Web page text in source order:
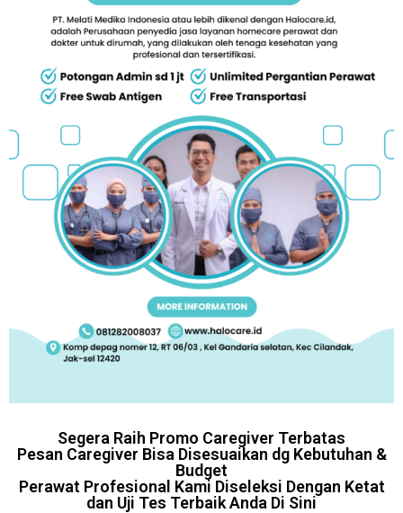
Segera Raih Promo Caregiver Terbatas
Pesan Caregiver Bisa Disesuaikan dg Kebutuhan &
Budget
Perawat Profesional Kami Diseleksi Dengan Ketat
dan Uji Tes Terbaik Anda Di Sini